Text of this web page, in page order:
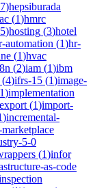
7)hepsiburada
(1)hmrc
5)hosting (3)hotel
automation (1)hr-
(1)hvac
(2)iam (1)ibm
(4)ifrs-15 (1)image-
1)implementation
(1)import-
)incremental-
5-0
(1)infor
as-code